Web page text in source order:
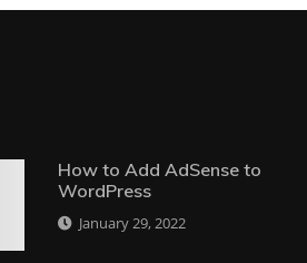
How to Add AdSense to
WordPress
January 29, 2022